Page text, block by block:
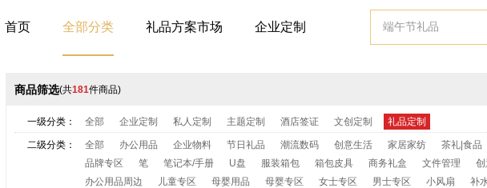
首页 全部分类 礼品方案市场 企业定制
商品筛选(共181件商品)
一级分类： 全部 企业定制 私人定制 主题定制 酒店签证 文创定制 礼品定制
二级分类： 全部 办公用品 企业物料 节日礼品 潮流数码 创意生活 家居家纺 茶礼|食品
品牌专区
笔 笔记本/手册 U盘 服装箱包 箱包皮具 商务礼盒 文件管理
办公用品周边
儿童专区 母婴用品 母婴专区 女士专区 男士专区 小风扇 补